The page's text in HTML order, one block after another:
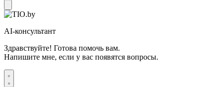
AI-консультант
Здравствуйте! Готова помочь вам.
Напишите мне, если у вас появятся вопросы.